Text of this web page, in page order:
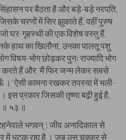
पर बैठता है और बड़े-बड़े नरपति,
चरणों में सिर झुकाते हैं, वहीं पुरुष
घर-गृहस्थी की एक विशेष वस्तु हैं,
हाथ का खिलौना, उनका पालतू पशु
विषय-भोग छोड़कर पुनः राज्यादि भोग
करते हैं और ‘मैं फिर जन्म लेकर सबसे
।’ ऐसी कामना रखकर तपस्या में भली-
इस प्रकार जिसकी तृष्णा बढ़ी हुई है,
॥ ५३ ॥
भगवन् ! जीव अनादिकाल से
में भटक रहा है । जब उस चक्कर से